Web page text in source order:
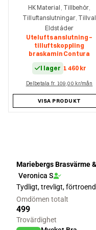
HK Material , Tillbehör,
Tilluftanslutningar, Tillval
Eldstäder
Utelufts anslutning –
tilluftskoppling
braskamin Contura
I lager 1 460 kr
Delbetala fr. 109,00 kr/mån
VISA PRODUKT